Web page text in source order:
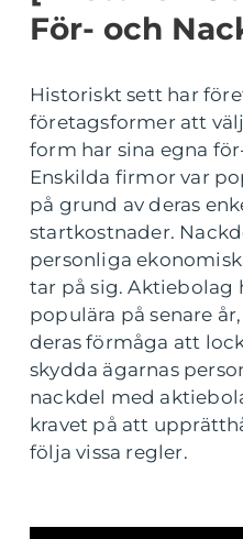
För- och
Historiskt sett har
företagsformer att
form har sina egna
Enskilda firmor var
på grund av deras
startkostnader.
personliga
tar på sig.
populära på senare
deras förmåga att
skydda ägarnas
nackdel med
kravet på att
följa vissa regler.